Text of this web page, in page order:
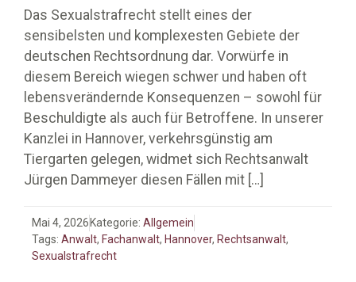
Das Sexualstrafrecht stellt eines der
sensibelsten und komplexesten Gebiete der
deutschen Rechtsordnung dar. Vorwürfe in
diesem Bereich wiegen schwer und haben oft
lebensverändernde Konsequenzen – sowohl für
Beschuldigte als auch für Betroffene. In unserer
Kanzlei in Hannover, verkehrsgünstig am
Tiergarten gelegen, widmet sich Rechtsanwalt
Jürgen Dammeyer diesen Fällen mit […]
Mai 4, 2026 Kategorie: Allgemein
Tags: Anwalt, Fachanwalt, Hannover, Rechtsanwalt,
Sexualstrafrecht